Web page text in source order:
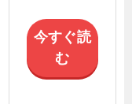
今すぐ読
む